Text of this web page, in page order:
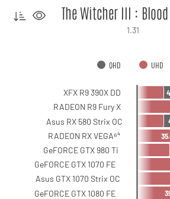
The Witcher III :
1.31
QHD UHD
XFX R9 390X DD
RADEON R9 Fury X
Asus RX 580 Strix OC
RADEON RX VEGA⁶⁴
GeFORCE GTX 980 Ti
GeFORCE GTX 1070 FE
Asus GTX 1070 Strix OC
GeFORCE GTX 1080 FE